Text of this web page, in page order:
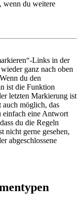
wenn du weitere
Links in der
ganz nach oben
du den
ist die Funktion
letzten Markierung ist
auch möglich, das
einfach eine Antwort
du die Regeln
nicht gerne gesehen,
abgeschlossene